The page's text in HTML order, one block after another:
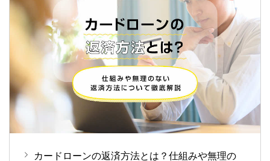
カードローンの返済方法とは？仕組みや無理の